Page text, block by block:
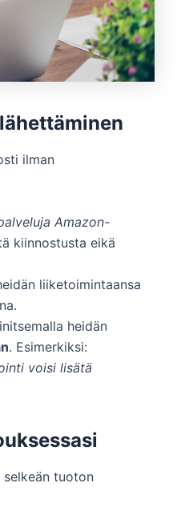
ilman
Amazon-
kiinnostusta eikä
liiketoimintaansa
heidän
. Esimerkiksi:
voisi lisätä
tuoton